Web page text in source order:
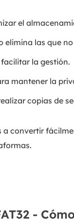
el
las que
la gestión.
mantener la
copias de
convertir
-